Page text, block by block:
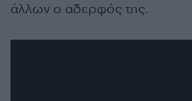
άλλων ο αδερφός της.